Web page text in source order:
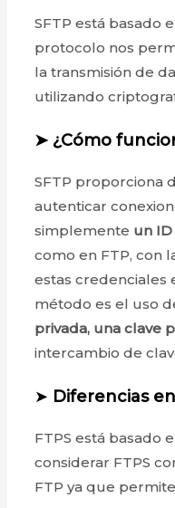
SFTP está basado
protocolo nos
la transmisión de
utilizando
➤ ¿Cómo
SFTP proporciona
autenticar
simplemente un
como en FTP, con
estas credenciales
método es el uso
privada, una clave
intercambio de
➤ Diferencias
FTPS está basado
considerar FTPS
FTP ya que